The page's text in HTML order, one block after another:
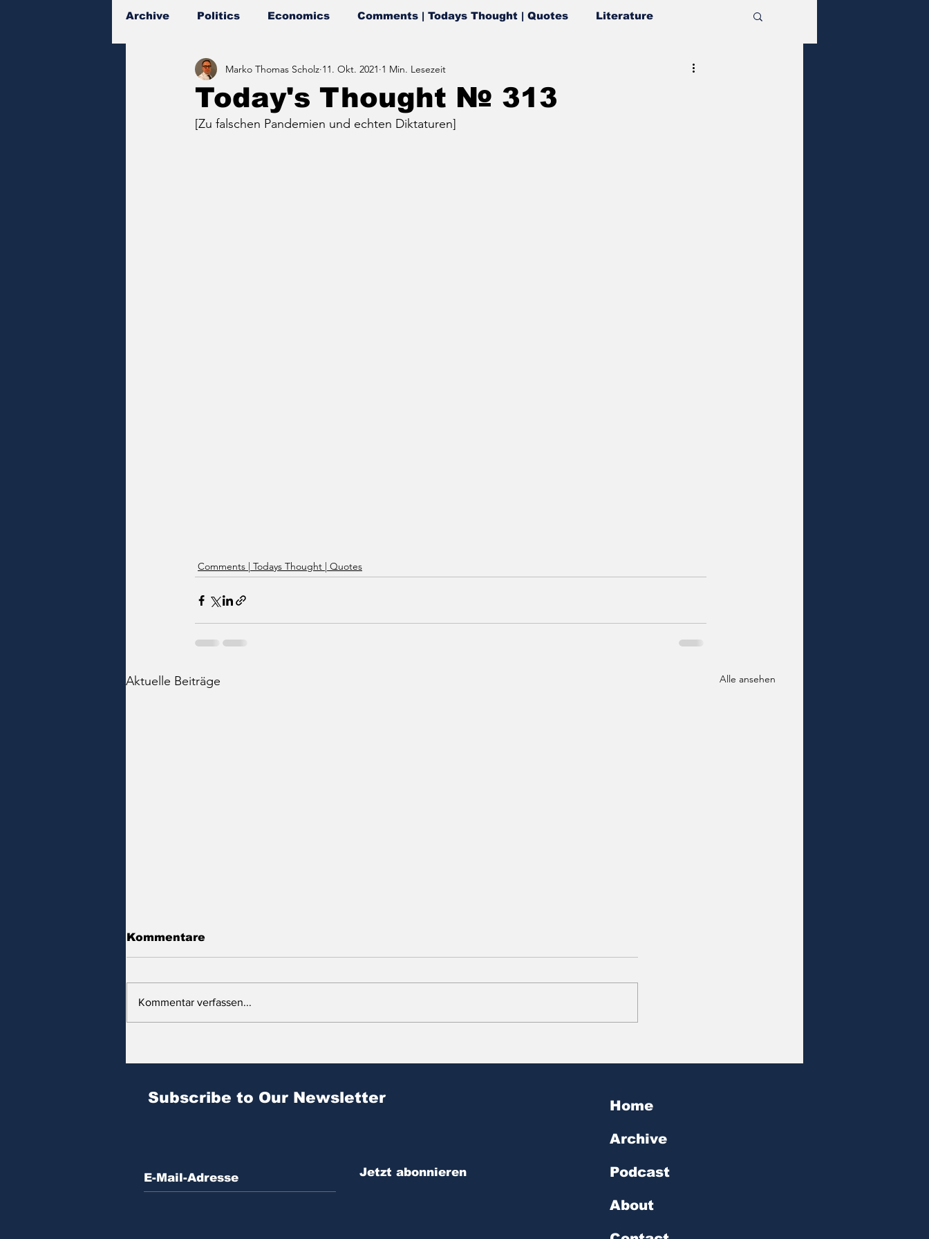
Archive Politics Economics Comments | Todays Thought | Quotes Literature
Documents
Today's Thought № 313
Marko Thomas Scholz 11. Okt. 2021 1 Min. Lesezeit
[Zu falschen Pandemien und echten Diktaturen]
Comments | Todays Thought | Quotes
Aktuelle Beiträge Alle ansehen
Kommentare
Kommentar verfassen...
Subscribe to Our Newsletter
Jetzt abonnieren
Home
Archive
Podcast
About